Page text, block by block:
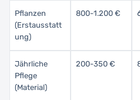
Pflanzen
(Erstausstatt
ung)
800-1.200 €
Jährliche
Pflege
(Material)
200-350 €